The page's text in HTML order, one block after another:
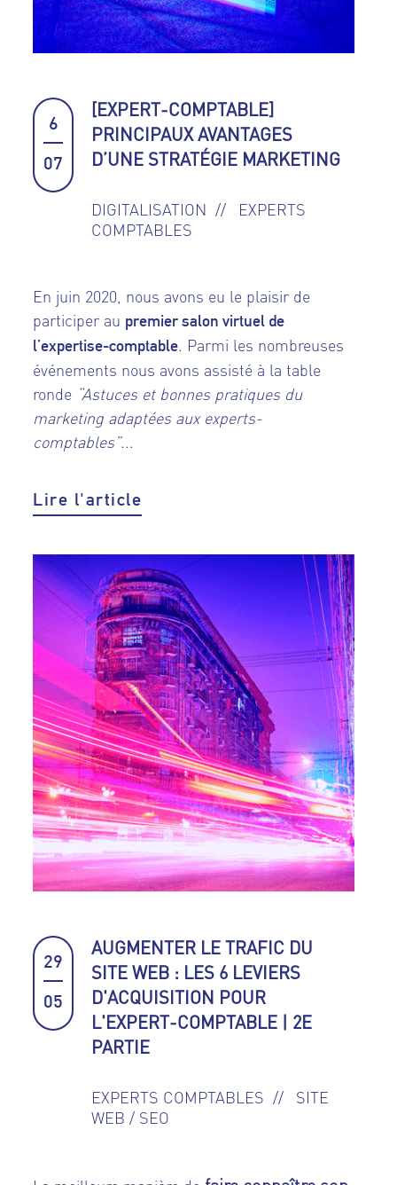
6
07
[EXPERT-COMPTABLE]
PRINCIPAUX AVANTAGES
D’UNE STRATÉGIE MARKETING
DIGITALISATION
EXPERTS
COMPTABLES
En juin 2020, nous avons eu le plaisir de
participer au premier salon virtuel de
l’expertise-comptable. Parmi les nombreuses
événements nous avons assisté à la table
ronde “Astuces et bonnes pratiques du
marketing adaptées aux experts-
comptables”...
Lire l'article
29
05
AUGMENTER LE TRAFIC DU
SITE WEB : LES 6 LEVIERS
D'ACQUISITION POUR
L'EXPERT-COMPTABLE | 2E
PARTIE
EXPERTS COMPTABLES
SITE
WEB / SEO